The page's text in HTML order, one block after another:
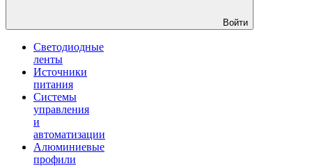
Войти
Светодиодные
ленты
Источники
питания
Системы
управления
и
автоматизации
Алюминиевые
профили